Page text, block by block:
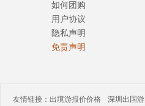
如何团购
用户协议
隐私声明
免责声明
友情链接： 出境游报价价格 深圳出国游